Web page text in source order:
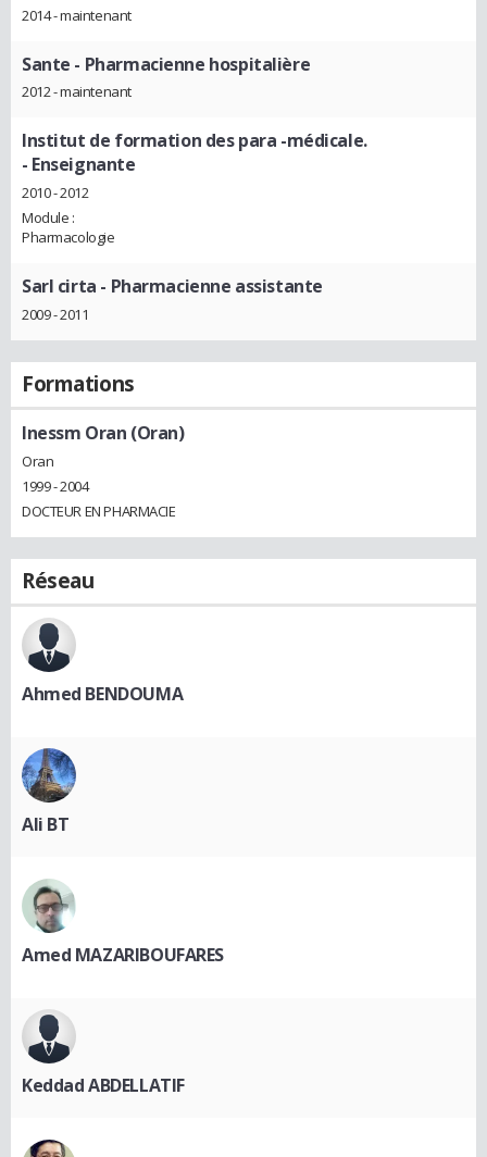
2014 - maintenant
Sante - Pharmacienne hospitalière
2012 - maintenant
Institut de formation des para -médicale.
- Enseignante
2010 - 2012
Module :
Pharmacologie
Sarl cirta - Pharmacienne assistante
2009 - 2011
Formations
Inessm Oran (Oran)
Oran
1999 - 2004
DOCTEUR EN PHARMACIE
Réseau
Ahmed BENDOUMA
Ali BT
Amed MAZARIBOUFARES
Keddad ABDELLATIF